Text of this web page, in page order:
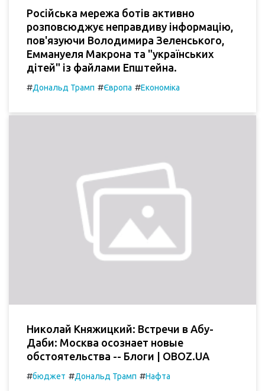
Російська мережа ботів активно
розповсюджує неправдиву інформацію,
пов'язуючи Володимира Зеленського,
Еммануеля Макрона та "українських
дітей" із файлами Епштейна.
#Дональд Трамп #Європа #Економіка
Николай Княжицкий: Встречи в Абу-
Даби: Москва осознает новые
обстоятельства -- Блоги | OBOZ.UA
#бюджет #Дональд Трамп #Нафта